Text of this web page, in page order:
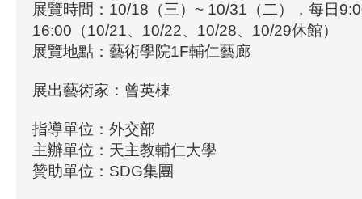
展覽時間：10/18（三）~ 10/31（二），每日
16:00（10/21、10/22、10/28、10/29休館）
展覽地點：藝術學院1F輔仁藝廊
展出藝術家：曾英棟
指導單位：外交部
主辦單位：天主教輔仁大學
贊助單位：SDG集團